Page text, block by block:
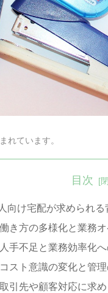
れています。
目次
向け宅配が求められ
働き方の多様化と業務
人手不足と業務効率化
コスト意識の変化と管
取引先や顧客対応に求